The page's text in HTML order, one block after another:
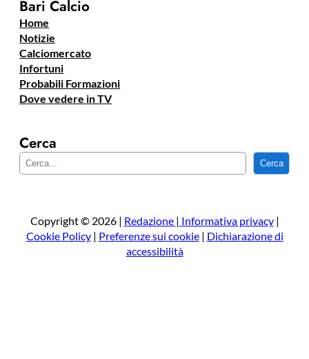
Bari Calcio
Home
Notizie
Calciomercato
Infortuni
Probabili Formazioni
Dove vedere in TV
Cerca
e
a
Cerca
Copyright © 2026 | Redazione | Informativa privacy|
Cookie Policy| Preferenze sui cookie| Dichiarazione di
accessibilità